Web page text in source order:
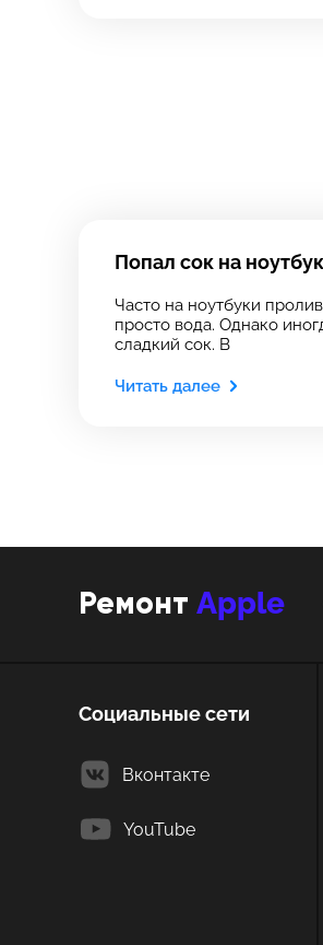
Попал сок на
Часто на ноутбуки
просто вода. Однако
сладкий сок. В
Читать далее
Ремонт Apple
Социальные сети
Вконтакте
YouTube